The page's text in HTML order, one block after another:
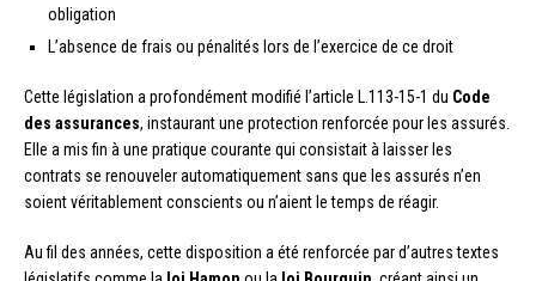
obligation
L’absence de frais ou pénalités lors de l’exercice de ce droit
Cette législation a profondément modifié l’article L.113-15-1 du Code
des assurances, instaurant une protection renforcée pour les assurés.
Elle a mis fin à une pratique courante qui consistait à laisser les
contrats se renouveler automatiquement sans que les assurés n’en
soient véritablement conscients ou n’aient le temps de réagir.
Au fil des années, cette disposition a été renforcée par d’autres textes